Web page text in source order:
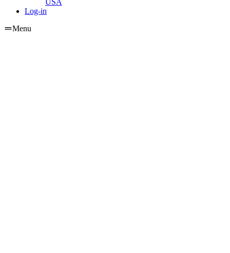
USA
Log-in
Menu